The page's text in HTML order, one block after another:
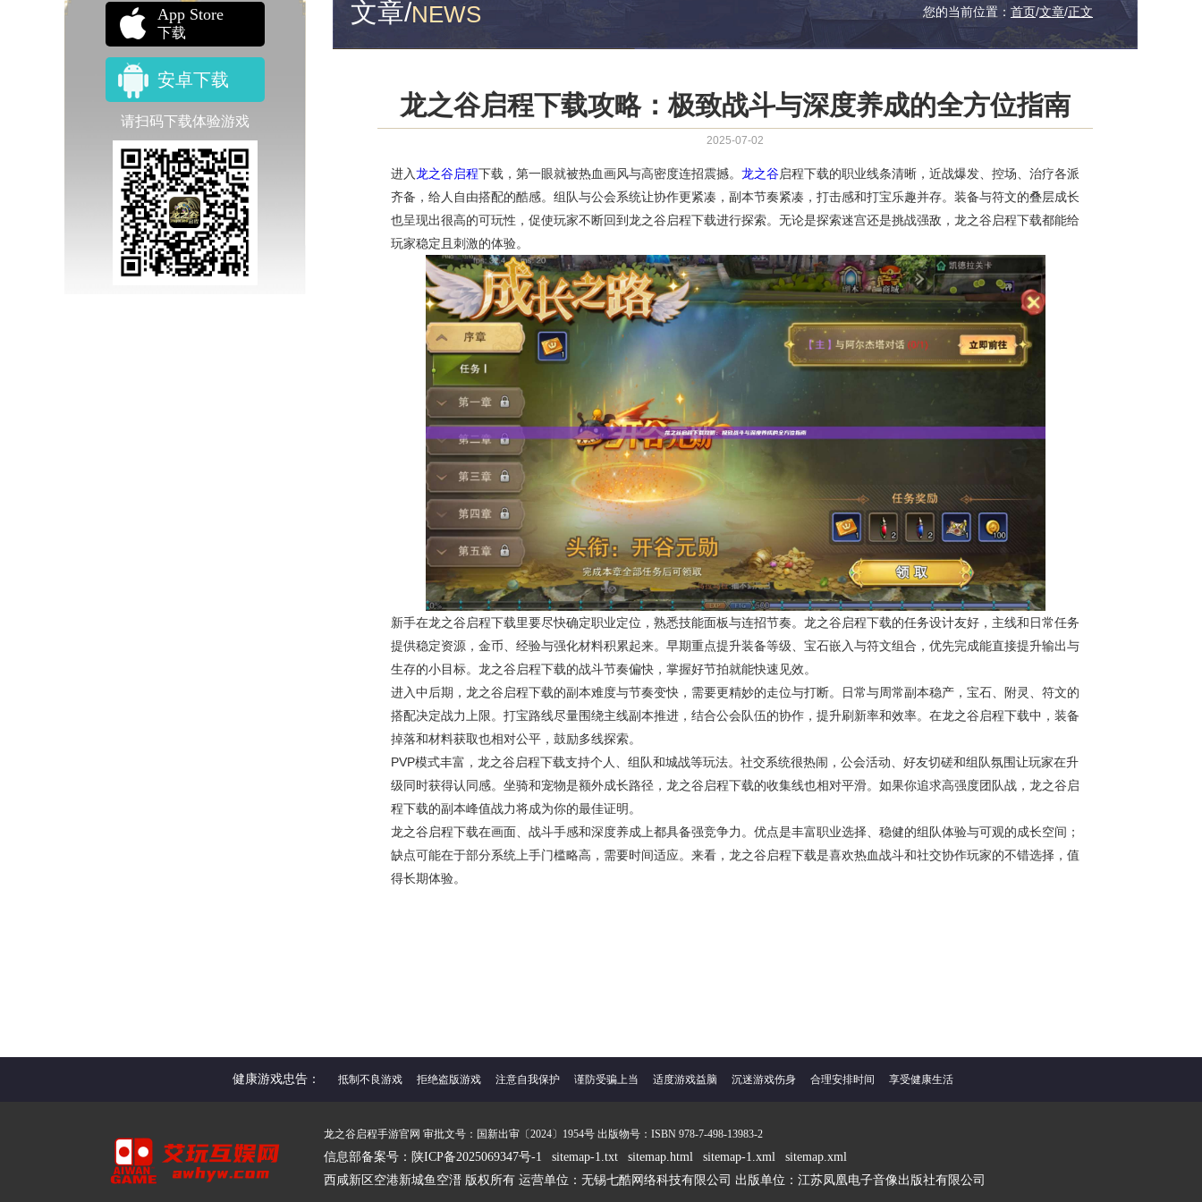
App Store
下载
安卓下载
请扫码下载体验游戏
文章/NEWS 您的当前位置： 首页/文章/正文
龙之谷启程下载攻略：极致战斗与深度养成的全方位指南
2025-07-02
进入龙之谷启程下载，第一眼就被热血画风与高密度连招震撼。 龙之谷启程下载的职业线条清晰，近战爆发、控场、治疗各派
齐备，给人自由搭配的酷感。组队与公会系统让协作更紧凑，副本节奏紧凑，打击感和打宝乐趣并存。装备与符文的叠层成长
也呈现出很高的可玩性，促使玩家不断回到龙之谷启程下载进行探索。无论是探索迷宫还是挑战强敌，龙之谷启程下载都能给
玩家稳定且刺激的体验。
新手在龙之谷启程下载里要尽快确定职业定位，熟悉技能面板与连招节奏。龙之谷启程下载的任务设计友好，主线和日常任务
提供稳定资源，金币、经验与强化材料积累起来。早期重点提升装备等级、宝石嵌入与符文组合，优先完成能直接提升输出与
生存的小目标。龙之谷启程下载的战斗节奏偏快，掌握好节拍就能快速见效。
进入中后期，龙之谷启程下载的副本难度与节奏变快，需要更精妙的走位与打断。日常与周常副本稳产，宝石、附灵、符文的
搭配决定战力上限。打宝路线尽量围绕主线副本推进，结合公会队伍的协作，提升刷新率和效率。在龙之谷启程下载中，装备
掉落和材料获取也相对公平，鼓励多线探索。
PVP模式丰富，龙之谷启程下载支持个人、组队和城战等玩法。社交系统很热闹，公会活动、好友切磋和组队氛围让玩家在升
级同时获得认同感。坐骑和宠物是额外成长路径，龙之谷启程下载的收集线也相对平滑。如果你追求高强度团队战，龙之谷启
程下载的副本峰值战力将成为你的最佳证明。
龙之谷启程下载在画面、战斗手感和深度养成上都具备强竞争力。优点是丰富职业选择、稳健的组队体验与可观的成长空间；
缺点可能在于部分系统上手门槛略高，需要时间适应。来看，龙之谷启程下载是喜欢热血战斗和社交协作玩家的不错选择，值
得长期体验。
健康游戏忠告： 抵制不良游戏 拒绝盗版游戏 注意自我保护 谨防受骗上当 适度游戏益脑 沉迷游戏伤身 合理安排时间 享受健康生活
龙之谷启程手游官网 审批文号：国新出审〔2024〕1954号 出版物号：ISBN 978-7-498-13983-2
信息部备案号：陕ICP备2025069347号-1 sitemap-1.txt sitemap.html sitemap-1.xml
sitemap.xml
西咸新区空港新城鱼空溍 版权所有 运营单位：无锡七酷网络科技有限公司 出版单位：江苏凤凰电子音像出版社有限公司